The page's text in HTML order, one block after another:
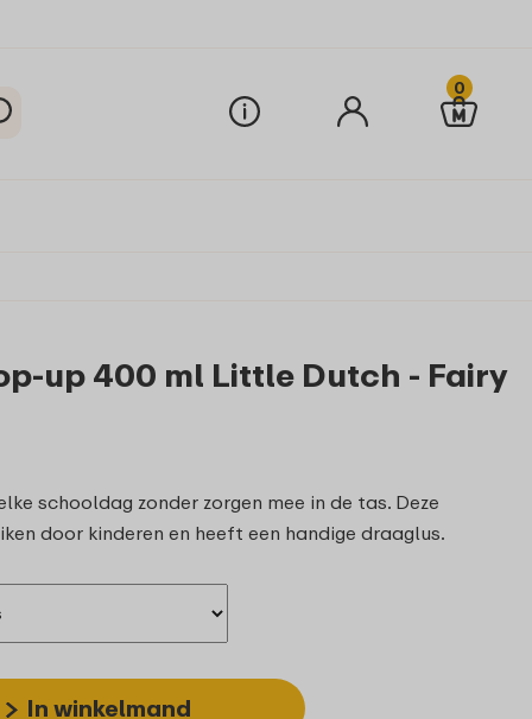
0
up 400 ml Little Dutch - Fairy
schooldag zonder zorgen mee in de tas. Deze
door kinderen en heeft een handige draaglus.
In winkelmand